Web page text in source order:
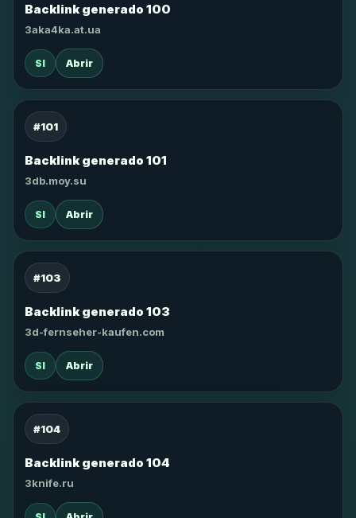
Backlink generado 100
3aka4ka.at.ua
SI Abrir
#101
Backlink generado 101
3db.moy.su
SI Abrir
#103
Backlink generado 103
3d-fernseher-kaufen.com
SI Abrir
#104
Backlink generado 104
3knife.ru